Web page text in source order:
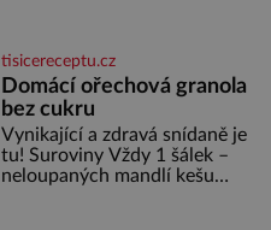
asociace, reprezentačních týmů
i českého fotbalu v regionech.
Partner
tisicereceptu.cz
Domácí ořechová granola
bez cukru
Vynikající a zdravá snídaně je
tu! Suroviny Vždy 1 šálek –
neloupaných mandlí kešu